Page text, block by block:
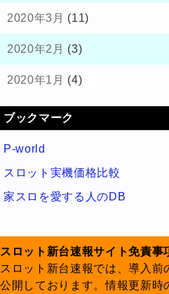
2020年3月 (11)
2020年2月 (3)
2020年1月 (4)
ブックマーク
P-world
スロット実機価格比較
家スロを愛する人のDB
スロット新台速報サイト免責事
スロット新台速報では、導入前
公開しております。情報更新時